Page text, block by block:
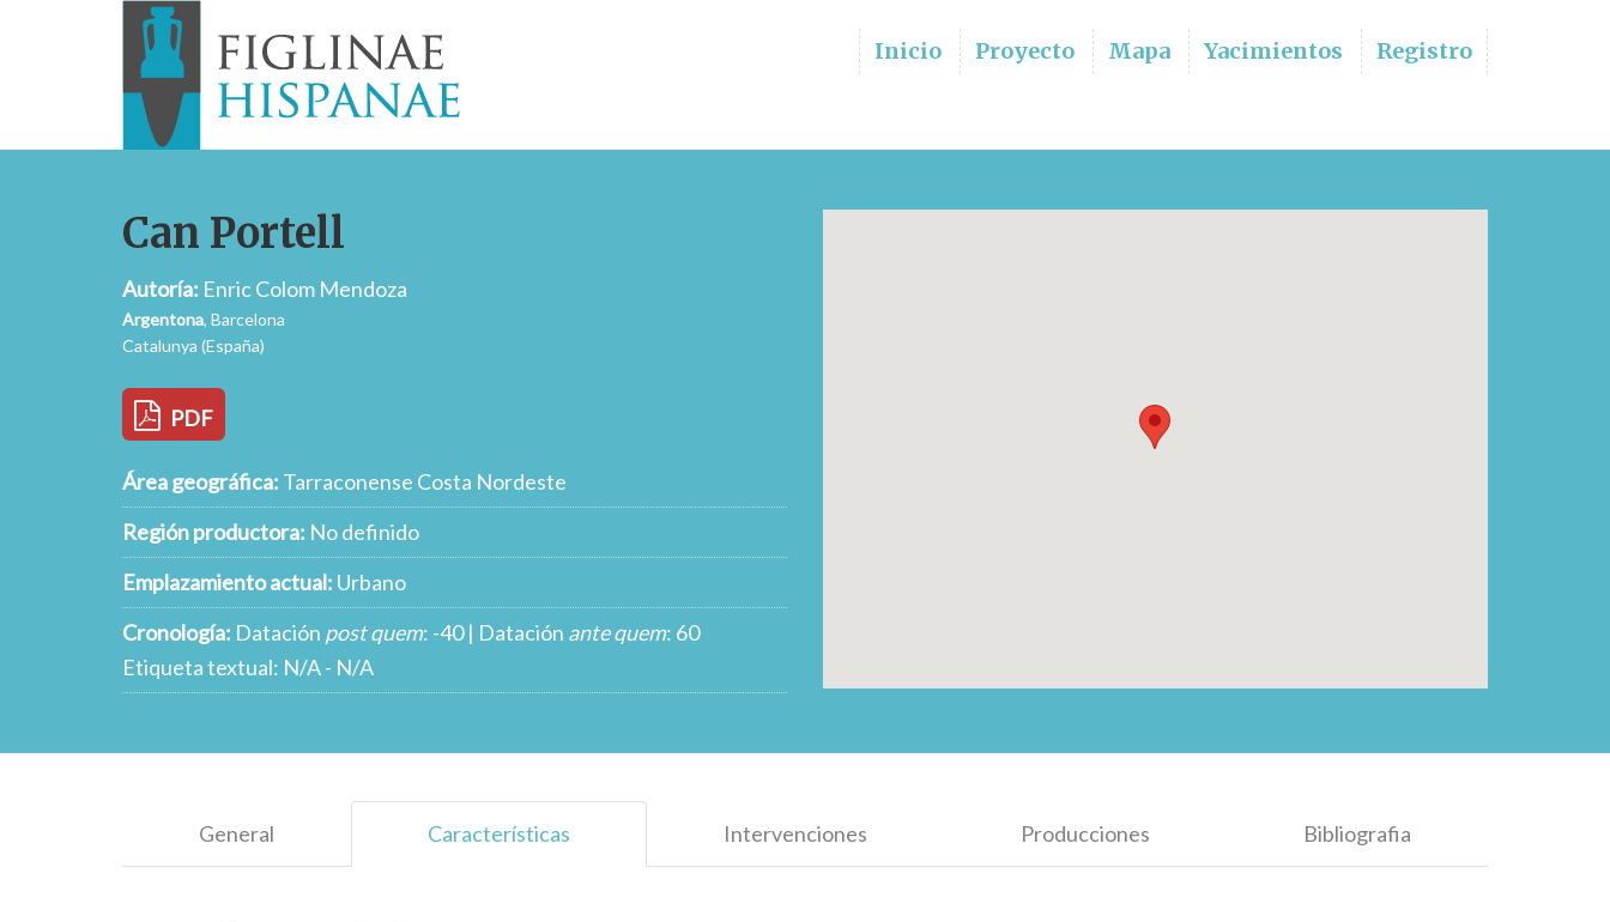
Inicio Proyecto Mapa Yacimientos Registro
Can Portell
Autoría: Enric Colom Mendoza
Argentona, Barcelona
Catalunya (España)
PDF
Área geográfica: Tarraconense Costa Nordeste
Región productora: No definido
Emplazamiento actual: Urbano
Cronología: Datación post quem: -40 | Datación ante quem: 60
Etiqueta textual: N/A - N/A
General Características Intervenciones Producciones Bibliografia